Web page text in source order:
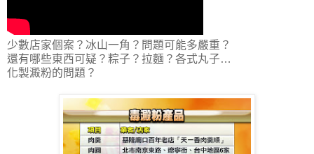
少數店家個案？冰山一角？問題可能多嚴重？
還有哪些東西可疑？粽子？拉麵？各式丸子…
化製澱粉的問題？